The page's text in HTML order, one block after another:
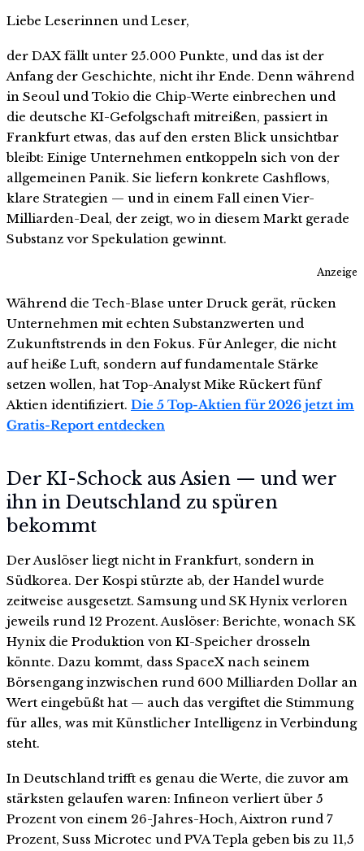
Liebe Leserinnen und Leser,
der DAX fällt unter 25.000 Punkte, und das ist der
Anfang der Geschichte, nicht ihr Ende. Denn während
in Seoul und Tokio die Chip-Werte einbrechen und
die deutsche KI-Gefolgschaft mitreißen, passiert in
Frankfurt etwas, das auf den ersten Blick unsichtbar
bleibt: Einige Unternehmen entkoppeln sich von der
allgemeinen Panik. Sie liefern konkrete Cashflows,
klare Strategien — und in einem Fall einen Vier-
Milliarden-Deal, der zeigt, wo in diesem Markt gerade
Substanz vor Spekulation gewinnt.
Anzeige
Während die Tech-Blase unter Druck gerät, rücken
Unternehmen mit echten Substanzwerten und
Zukunftstrends in den Fokus. Für Anleger, die nicht
auf heiße Luft, sondern auf fundamentale Stärke
setzen wollen, hat Top-Analyst Mike Rückert fünf
Aktien identifiziert. Die 5 Top-Aktien für 2026 jetzt im
Gratis-Report entdecken
Der KI-Schock aus Asien — und wer
ihn in Deutschland zu spüren
bekommt
Der Auslöser liegt nicht in Frankfurt, sondern in
Südkorea. Der Kospi stürzte ab, der Handel wurde
zeitweise ausgesetzt. Samsung und SK Hynix verloren
jeweils rund 12 Prozent. Auslöser: Berichte, wonach SK
Hynix die Produktion von KI-Speicher drosseln
könnte. Dazu kommt, dass SpaceX nach seinem
Börsengang inzwischen rund 600 Milliarden Dollar an
Wert eingebüßt hat — auch das vergiftet die Stimmung
für alles, was mit Künstlicher Intelligenz in Verbindung
steht.
In Deutschland trifft es genau die Werte, die zuvor am
stärksten gelaufen waren: Infineon verliert über 5
Prozent von einem 26-Jahres-Hoch, Aixtron rund 7
Prozent, Suss Microtec und PVA Tepla geben bis zu 11,5